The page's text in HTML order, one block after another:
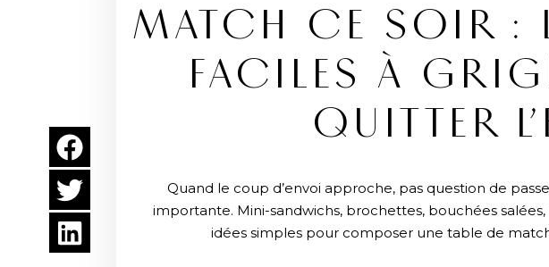
MATCH CE SOIR :
FACILES À
QUITTER
Quand le coup d’envoi approche, pas question de
importante. Mini-sandwichs, brochettes, bouchées
idées simples pour composer une table de